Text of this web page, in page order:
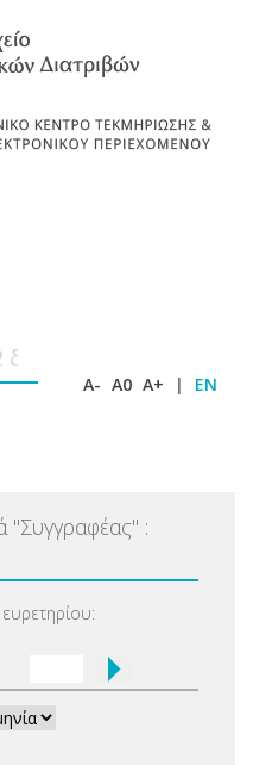
A- A0 A+ | EN
"Συγγραφέας" :